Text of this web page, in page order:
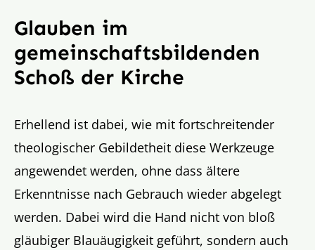
Glauben im
gemeinschaftsbildenden
Schoß der Kirche
Erhellend ist dabei, wie mit fortschreitender
theologischer Gebildetheit diese Werkzeuge
angewendet werden, ohne dass ältere
Erkenntnisse nach Gebrauch wieder abgelegt
werden. Dabei wird die Hand nicht von bloß
gläubiger Blauäugigkeit geführt, sondern auch